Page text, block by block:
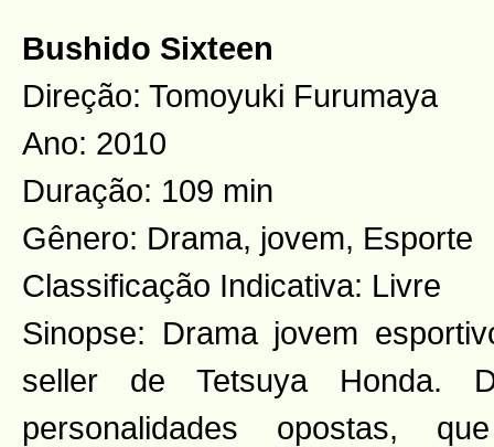
Bushido Sixteen
Direção: Tomoyuki Furumaya
Ano: 2010
Duração: 109 min
Gênero: Drama, jovem, Esporte
Classificação Indicativa: Livre
Sinopse: Drama jovem
seller de Tetsuya Honda.
personalidades opostas,